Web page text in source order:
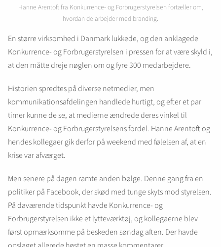
Hanne Arentoft fra Konkurrence- og Forbrugerstyrelsen fortæller om,
hvordan de arbejder med branding.
En større virksomhed i Danmark lukkede, og den anklagede
Konkurrence- og Forbrugerstyrelsen i pressen for at være skyld i,
at den måtte dreje nøglen om og fyre 300 medarbejdere.
Historien spredtes på diverse netmedier, men
kommunikationsafdelingen handlede hurtigt, og efter et par
timer kunne de se, at medierne ændrede deres vinkel til
Konkurrence- og Forbrugerstyrelsens fordel. Hanne Arentoft og
hendes kollegaer gik derfor på weekend med følelsen af, at en
krise var afværget.
Men senere på dagen ramte anden bølge. Denne gang fra en
politiker på Facebook, der skød med tunge skyts mod styrelsen.
På daværende tidspunkt havde Konkurrence- og
Forbrugerstyrelsen ikke et lytteværktøj, og kollegaerne blev
først opmærksomme på beskeden søndag aften. Der havde